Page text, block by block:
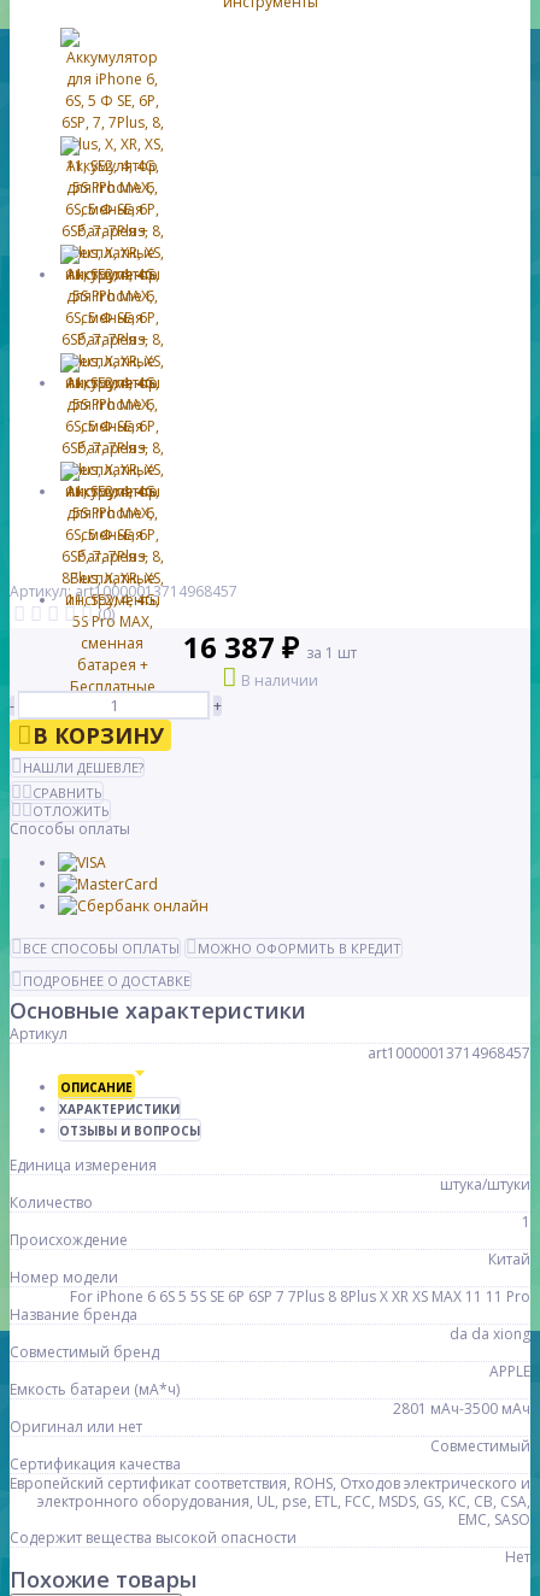
Артикул: art10000013714968457
(0)
16 387 ₽ за 1 шт
В наличии
-
+
В КОРЗИНУ
НАШЛИ ДЕШЕВЛЕ?
СРАВНИТЬ
ОТЛОЖИТЬ
Способы оплаты
ВСЕ СПОСОБЫ ОПЛАТЫ
МОЖНО ОФОРМИТЬ В КРЕДИТ
ПОДРОБНЕЕ О ДОСТАВКЕ
Основные характеристики
Артикул
art10000013714968457
ОПИСАНИЕ
ХАРАКТЕРИСТИКИ
ОТЗЫВЫ И ВОПРОСЫ
Единица измерения
штука/штуки
Количество
1
Происхождение
Китай
Номер модели
For iPhone 6 6S 5 5S SE 6P 6SP 7 7Plus 8 8Plus X XR XS MAX 11 11 Pro
Название бренда
da da xiong
Совместимый бренд
APPLE
Емкость батареи (мА*ч)
2801 мАч-3500 мАч
Оригинал или нет
Совместимый
Сертификация качества
Европейский сертификат соответствия, ROHS, Отходов электрического и
электронного оборудования, UL, pse, ETL, FCC, MSDS, GS, KC, CB, CSA,
EMC, SASO
Содержит вещества высокой опасности
Нет
Похожие товары